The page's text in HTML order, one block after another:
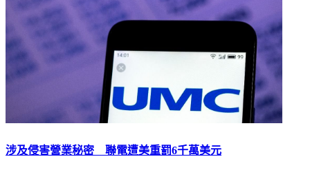
涉及侵害營業秘密 聯電遭美重罰6千萬美元